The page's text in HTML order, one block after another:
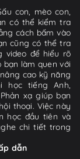
con, mèo con,
có thể kiểm tra
cách bấm vào
cũng có thể tra
video để hiểu rõ
bạn làm quen với
cao kỹ năng
học tiếng Anh,
xạ giúp bạn
thoại. Việc này
học đầu tiên và
chi tiết trong
dẫn